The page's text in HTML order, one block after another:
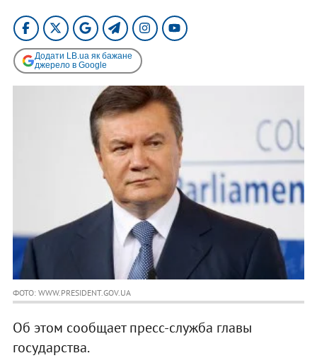
Додати LB.ua як бажане
джерело в Google
ФОТО: WWW.PRESIDENT.GOV.UA
Об этом сообщает пресс-служба главы
государства.